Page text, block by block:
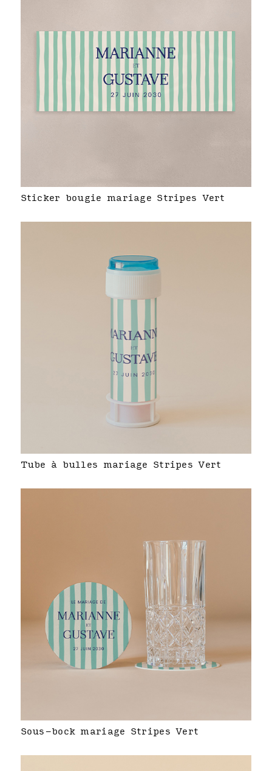
Sticker bougie mariage Stripes Vert
Tube à bulles mariage Stripes Vert
Sous-bock mariage Stripes Vert